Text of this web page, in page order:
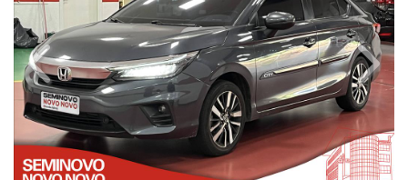
Previous Next